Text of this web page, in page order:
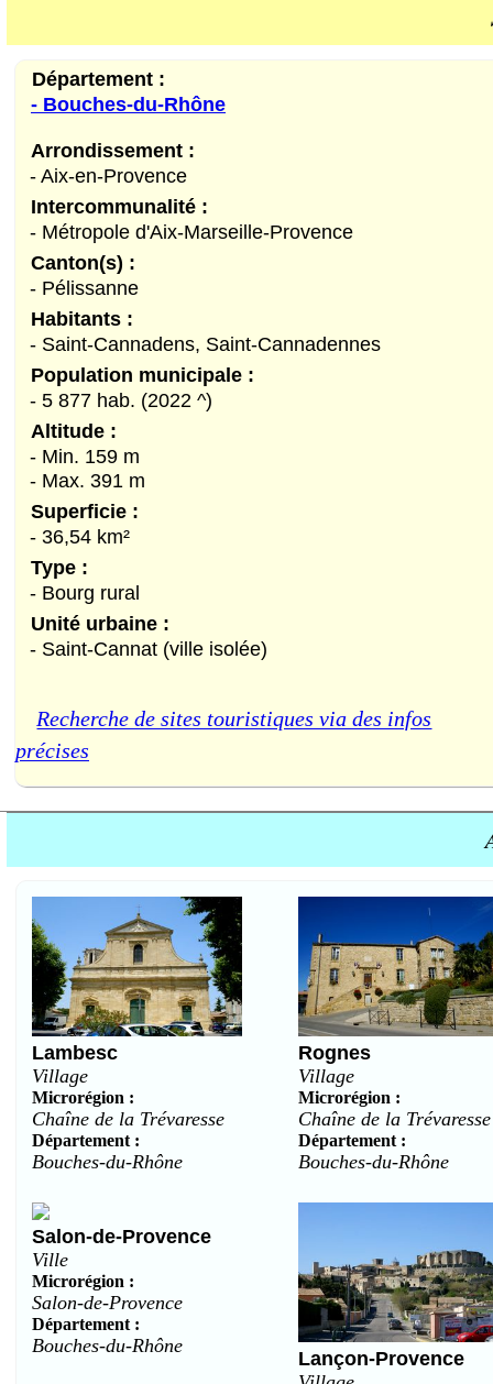
Département :
- Bouches-du-Rhône
Arrondissement :
- Aix-en-Provence
Intercommunalité :
- Métropole d'Aix-Marseille-Provence
Canton(s) :
- Pélissanne
Habitants :
- Saint-Cannadens, Saint-Cannadennes
Population municipale :
- 5 877 hab. (2022 ^)
Altitude :
- Min. 159 m
- Max. 391 m
Superficie :
- 36,54 km²
Type :
- Bourg rural
Unité urbaine :
- Saint-Cannat (ville isolée)
Recherche de sites touristiques via des infos
précises
Rognes (Bouches-du-Rhône)
Lambesc
Village
Microrégion :
Chaîne de la Trévaresse
Département :
Bouches-du-Rhône
Rognes
Village
Microrégion :
Chaîne de la Trévaresse
Département :
Bouches-du-Rhône
Salon-de-Provence
Ville
Microrégion :
Salon-de-Provence
Département :
Bouches-du-Rhône
Lançon-Provence